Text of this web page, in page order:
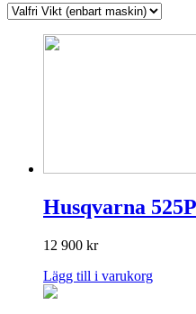
Husqvarna
12 900 kr
Lägg till i varukorg